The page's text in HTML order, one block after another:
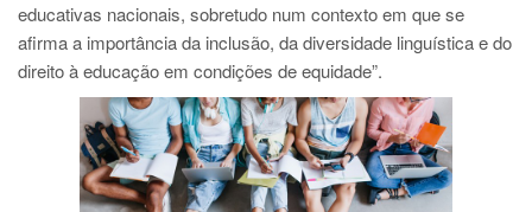
educativas nacionais, sobretudo num contexto em que se
afirma a importância da inclusão, da diversidade linguística e do
direito à educação em condições de equidade”.